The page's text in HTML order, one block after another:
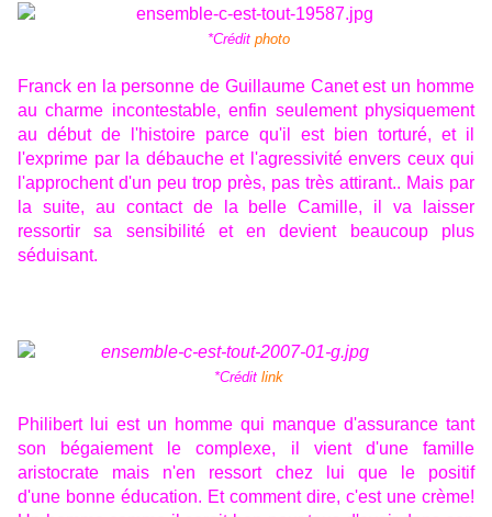
*Crédit photo
Franck en la personne de Guillaume Canet est un homme
au charme incontestable, enfin seulement physiquement
au début de l'histoire parce qu'il est bien torturé, et il
l'exprime par la débauche et l'agressivité envers ceux qui
l'approchent d'un peu trop près, pas très attirant.. Mais par
la suite, au contact de la belle Camille, il va laisser
ressortir sa sensibilité et en devient beaucoup plus
séduisant.
*Crédit link
Philibert lui est un homme qui manque d'assurance tant
son bégaiement le complexe, il vient d'une famille
aristocrate mais n'en ressort chez lui que le positif
d'une bonne éducation. Et comment dire, c'est une crème!